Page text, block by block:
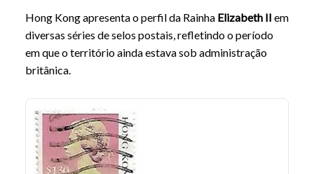
Hong Kong apresenta o perfil da Rainha Elizabeth II em
diversas séries de selos postais, refletindo o período
em que o território ainda estava sob administração
britânica.